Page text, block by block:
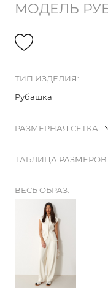
МОДЕЛЬ
ТИП ИЗДЕЛИЯ:
Рубашка
РАЗМЕРНАЯ СЕТКА
ТАБЛИЦА РАЗМЕРОВ
ВЕСЬ ОБРАЗ: